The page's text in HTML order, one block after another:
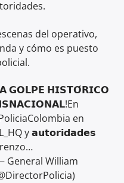
del operativo,
y cómo es puesto
𝗚𝗢𝗟𝗣𝗘 𝗛𝗜𝗦𝗧𝗢́𝗥𝗜𝗖𝗢
en
y 𝗮𝘂𝘁𝗼𝗿𝗶𝗱𝗮𝗱𝗲𝘀
General William